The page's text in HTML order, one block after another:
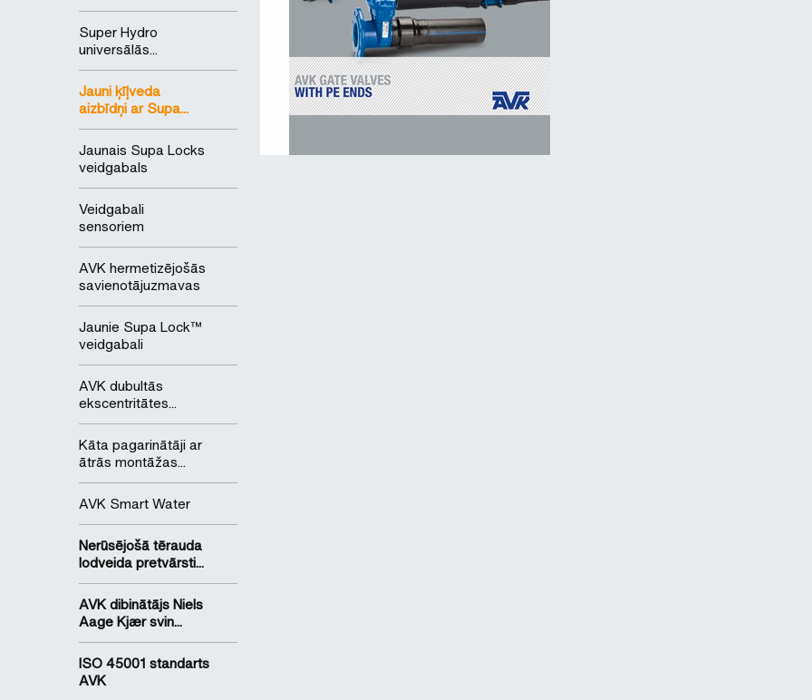
Super Hydro
universālās...
Jauni ķīļveda
aizbīdņi ar Supa...
Jaunais Supa Locks
veidgabals
Veidgabali
sensoriem
AVK hermetizējošās
savienotājuzmavas
Jaunie Supa Lock™
veidgabali
AVK dubultās
ekscentritātes...
Kāta pagarinātāji ar
ātrās montāžas...
AVK Smart Water
Nerūsējošā tērauda
lodveida pretvārsti...
AVK dibinātājs Niels
Aage Kjær svin...
ISO 45001 standarts
AVK